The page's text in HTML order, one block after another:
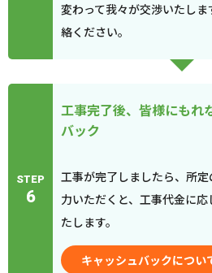
変わって我々が交渉いたし
絡ください。
STEP
6
工事完了後、皆様にもれ
バック
工事が完了しましたら、所
力いただくと、工事代金に
たします。
キャッシュバックについ